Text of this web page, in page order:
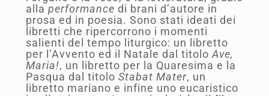
alla performance di brani d’autore in
prosa ed in poesia. Sono stati ideati dei
libretti che ripercorrono i momenti
salienti del tempo liturgico: un libretto
per l’Avvento ed il Natale dal titoloAve,
Maria!, un libretto per la Quaresima e la
Pasqua dal titolo Stabat Mater, un
libretto mariano e infine uno eucaristico